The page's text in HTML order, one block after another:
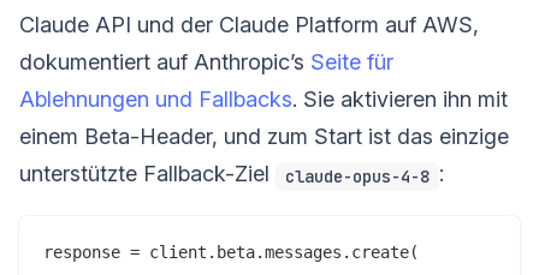
Claude API und der Claude Platform auf AWS,
dokumentiert auf Anthropic’s Seite für
Ablehnungen und Fallbacks. Sie aktivieren ihn mit
einem Beta-Header, und zum Start ist das einzige
unterstützte Fallback-Ziel
claude-opus-4-8 :
response = client.beta.messages.create(